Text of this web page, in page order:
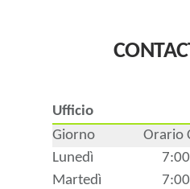
Ufficio
Giorno
Orario
Lunedì
Martedì